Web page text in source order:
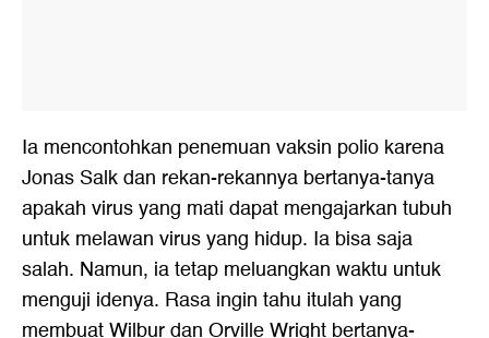
Ia mencontohkan penemuan vaksin polio karena
Jonas Salk dan rekan-rekannya bertanya-tanya
apakah virus yang mati dapat mengajarkan tubuh
untuk melawan virus yang hidup. Ia bisa saja
salah. Namun, ia tetap meluangkan waktu untuk
menguji idenya. Rasa ingin tahu itulah yang
membuat Wilbur dan Orville Wright bertanya-